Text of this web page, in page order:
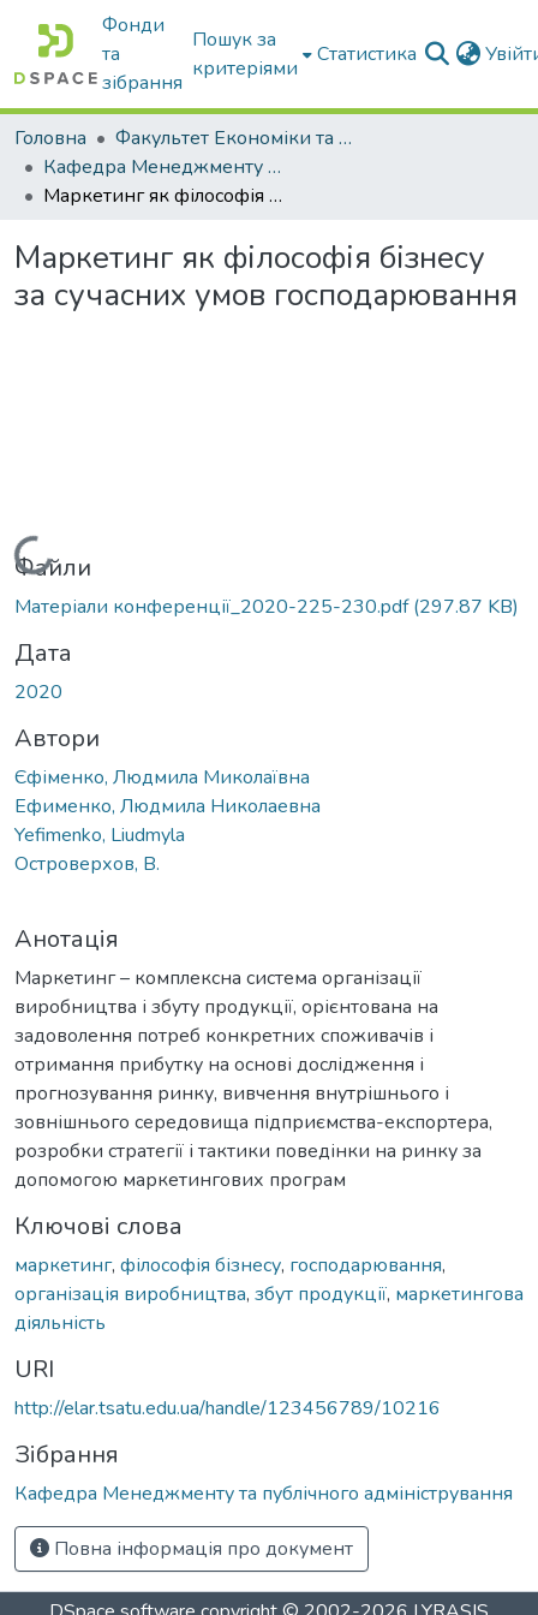
Фонди
та
зібрання
Пошук за
критеріями
Статистика
Головна
Факультет Економіки та бізнесу
Кафедра Менеджменту та публічного адміністрування
Маркетинг як філософія бізнесу за сучасних умов господарювання
Маркетинг як філософія бізнесу
за сучасних умов господарювання
Вантажиться...
Файли
Матеріали конференції_2020-225-230.pdf(297.87 KB)
Дата
2020
Автори
Єфіменко, Людмила Миколаївна
Ефименко, Людмила Николаевна
Yefimenko, Liudmyla
Островерхов, В.
Анотація
Маркетинг – комплексна система організації
виробництва і збуту продукції, орієнтована на
задоволення потреб конкретних споживачів і
отримання прибутку на основі дослідження і
прогнозування ринку, вивчення внутрішнього і
зовнішнього середовища підприємства-експортера,
розробки стратегії і тактики поведінки на ринку за
допомогою маркетингових програм
Ключові слова
маркетинг, філософія бізнесу, господарювання,
організація виробництва, збут продукції, маркетингова
діяльність
URI
http://elar.tsatu.edu.ua/handle/123456789/10216
Зібрання
Кафедра Менеджменту та публічного адміністрування
Повна інформація про документ